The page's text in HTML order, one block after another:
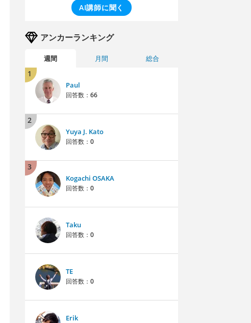
AI講師に聞く
アンカーランキング
週間 月間 総合
1
Paul
回答数： 66
2
Yuya J. Kato
回答数： 0
3
Kogachi OSAKA
回答数： 0
Taku
回答数： 0
TE
回答数： 0
Erik